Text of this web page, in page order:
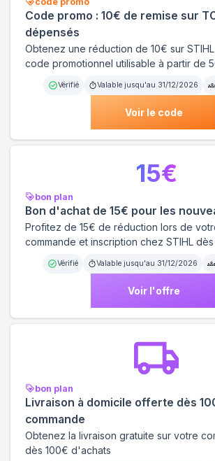
Code promo : 10€ de remise sur
dépensés
Obtenez une réduction de 10€ sur
code promotionnel utilisable à partir de
Vérifié Valable jusqu'au 31/12/2026
Voir le code
bon plan
Bon d'achat de 15€ pour les
Profitez de 15€ de réduction lors de
commande et inscription chez STIHL
Vérifié Valable jusqu'au 31/12/2026
Voir l'offre
15€
bon plan
Livraison à domicile offerte dès
commande
Obtenez la livraison gratuite sur votre
dès 100€ d'achats